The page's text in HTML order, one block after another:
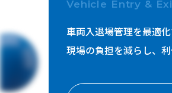
Vehicle Entry &
車両入退場管理を最適
現場の負担を減らし、